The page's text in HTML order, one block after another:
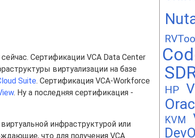
Сертификации VCA Data Center
виртуализации на базе
Suite. Сертификация VCA-Workforce
. Ну а последняя сертификация -
инфраструктурой или
что для получения VCA
HP
KVM